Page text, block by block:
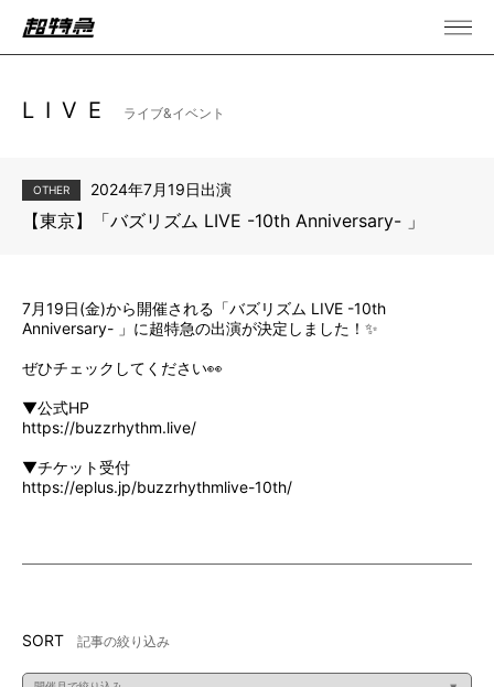
LIVE ライブ&イベント
OTHER 2024年7月19日出演
【東京】「バズリズム LIVE -10th Anniversary- 」
7月19日(金)から開催される「バズリズム LIVE -10th
Anniversary- 」に超特急の出演が決定しました！✨
ぜひチェックしてください👀
▼公式HP
https://buzzrhythm.live/
▼チケット受付
https://eplus.jp/buzzrhythmlive-10th/
SORT 記事の絞り込み